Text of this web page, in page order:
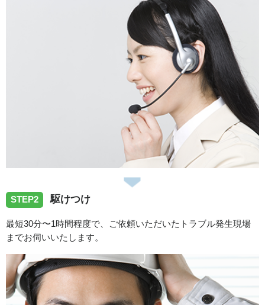
高知県高知市横浜南町にて台所排水水漏れで伺いました。
高知県高知市前里にて台所蛇口水漏れで伺いました。
2026/06/27
高知県高知市若草南町にてトイレ水漏れで伺いました。
2026/06/26
高知県高知市福井町へ洗濯蛇口修理で伺いました。
STEP2 駆けつけ
最短30分〜1時間程度で、ご依頼いただいたトラブル発生現場
までお伺いいたします。